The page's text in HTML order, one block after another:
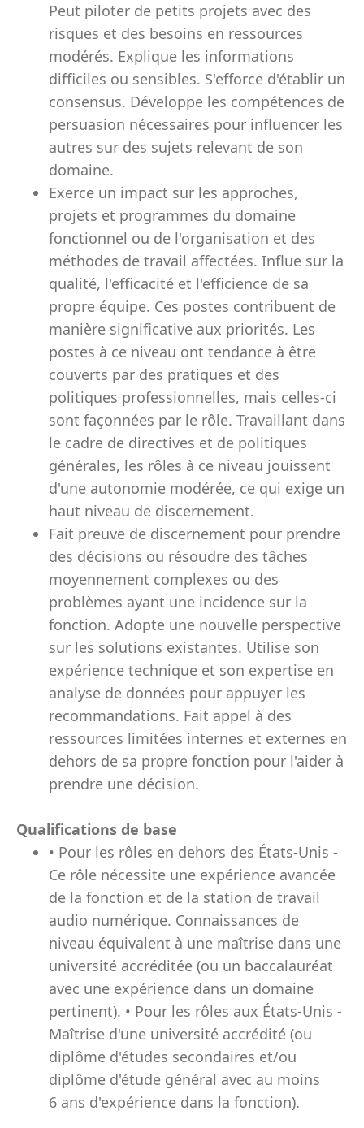
Peut piloter de petits projets avec des
risques et des besoins en ressources
modérés. Explique les informations
difficiles ou sensibles. S'efforce d'établir un
consensus. Développe les compétences de
persuasion nécessaires pour influencer les
autres sur des sujets relevant de son
domaine.
Exerce un impact sur les approches,
projets et programmes du domaine
fonctionnel ou de l'organisation et des
méthodes de travail affectées. Influe sur la
qualité, l'efficacité et l'efficience de sa
propre équipe. Ces postes contribuent de
manière significative aux priorités. Les
postes à ce niveau ont tendance à être
couverts par des pratiques et des
politiques professionnelles, mais celles-ci
sont façonnées par le rôle. Travaillant dans
le cadre de directives et de politiques
générales, les rôles à ce niveau jouissent
d'une autonomie modérée, ce qui exige un
haut niveau de discernement.
Fait preuve de discernement pour prendre
des décisions ou résoudre des tâches
moyennement complexes ou des
problèmes ayant une incidence sur la
fonction. Adopte une nouvelle perspective
sur les solutions existantes. Utilise son
expérience technique et son expertise en
analyse de données pour appuyer les
recommandations. Fait appel à des
ressources limitées internes et externes en
dehors de sa propre fonction pour l'aider à
prendre une décision.
Qualifications de base
• Pour les rôles en dehors des États-Unis -
Ce rôle nécessite une expérience avancée
de la fonction et de la station de travail
audio numérique. Connaissances de
niveau équivalent à une maîtrise dans une
université accréditée (ou un baccalauréat
avec une expérience dans un domaine
pertinent). • Pour les rôles aux États-Unis -
Maîtrise d'une université accrédité (ou
diplôme d'études secondaires et/ou
diplôme d'étude général avec au moins
6 ans d'expérience dans la fonction).